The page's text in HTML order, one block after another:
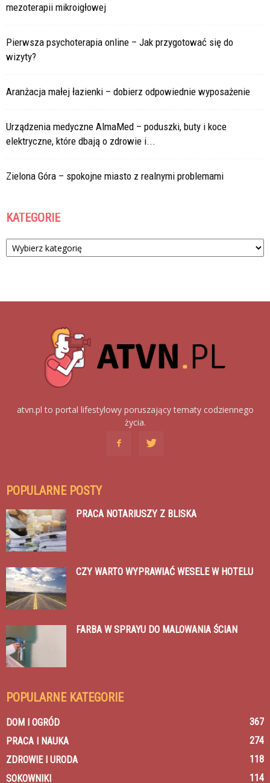
mezoterapii mikroigłowej
Pierwsza psychoterapia online – Jak przygotować się do
wizyty?
Aranżacja małej łazienki – dobierz odpowiednie wyposażenie
Urządzenia medyczne AlmaMed – poduszki, buty i koce
elektryczne, które dbają o zdrowie i...
Zielona Góra – spokojne miasto z realnymi problemami
KATEGORIE
Kategorie
atvn.pl to portal lifestylowy poruszający tematy codziennego
życia.
POPULARNE POSTY
PRACA NOTARIUSZY Z BLISKA
CZY WARTO WYPRAWIAĆ WESELE W HOTELU
FARBA W SPRAYU DO MALOWANIA ŚCIAN
POPULARNE KATEGORIE
DOM I OGRÓD
367
PRACA I NAUKA
274
ZDROWIE I URODA
118
SOKOWNIKI
114